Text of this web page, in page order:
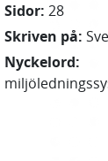
Sidor: 28
Skriven på:
Nyckelord: